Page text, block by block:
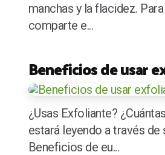
manchas y la flacidez.
comparte e...
Beneficios de usar
¿Usas Exfoliante?
estará leyendo a través
Beneficios de eu...